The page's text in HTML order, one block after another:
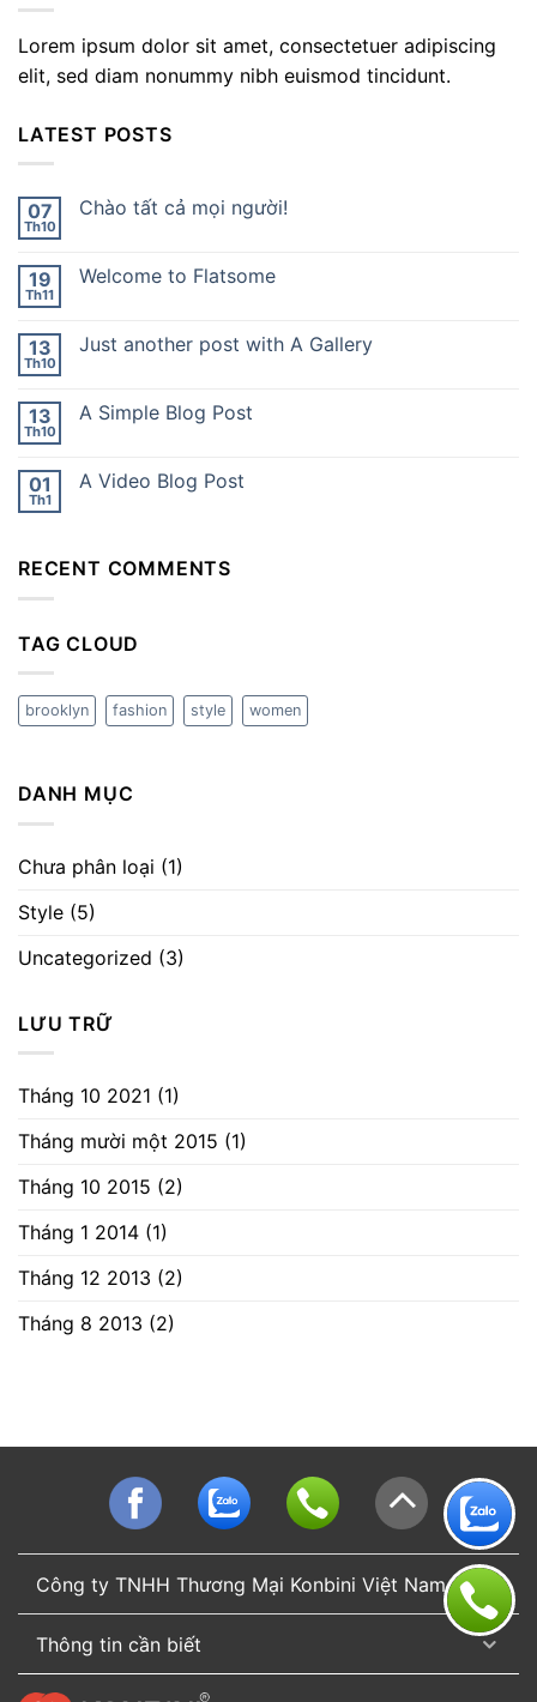
Lorem ipsum dolor sit amet, consectetuer adipiscing
elit, sed diam nonummy nibh euismod tincidunt.
LATEST POSTS
07
Th10
Chào tất cả mọi người!
19
Th11
Welcome to Flatsome
13
Th10
Just another post with A Gallery
13
Th10
A Simple Blog Post
01
Th1
A Video Blog Post
RECENT COMMENTS
TAG CLOUD
brooklyn fashion style women
DANH MỤC
Chưa phân loại (1)
Style (5)
Uncategorized (3)
LƯU TRỮ
Tháng 10 2021 (1)
Tháng mười một 2015 (1)
Tháng 10 2015 (2)
Tháng 1 2014 (1)
Tháng 12 2013 (2)
Tháng 8 2013 (2)
Công ty TNHH Thương Mại Konbini Việt Nam
Thông tin cần biết